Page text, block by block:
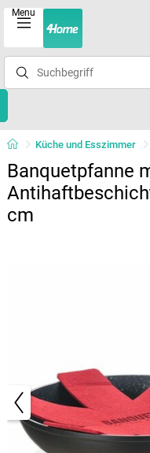
Menu
Küche und Esszimmer
Banquetpfanne
cm